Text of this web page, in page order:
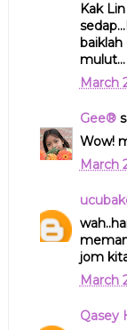
Kak
mulut...
March
Gee®
Wow!
March
jom
March
Qasey